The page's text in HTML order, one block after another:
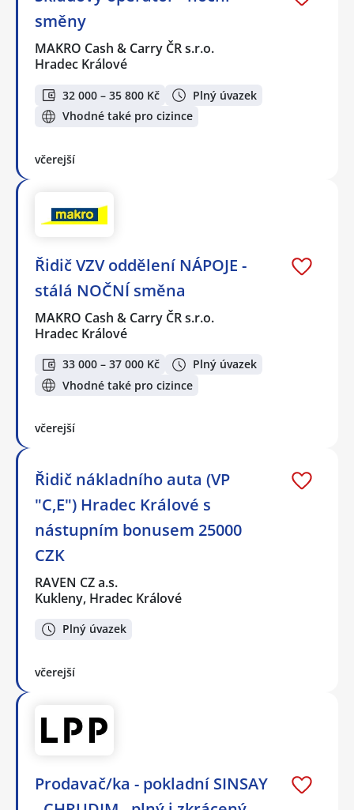
směny
MAKRO Cash & Carry ČR s.r.o.
Hradec Králové
32 000 – 35 800 Kč
Plný úvazek
Vhodné také pro cizince
včerejší
Řidič VZV oddělení NÁPOJE -
stálá NOČNÍ směna
MAKRO Cash & Carry ČR s.r.o.
Hradec Králové
33 000 – 37 000 Kč
Plný úvazek
Vhodné také pro cizince
včerejší
Řidič nákladního auta (VP
"C,E") Hradec Králové s
nástupním bonusem 25000
CZK
RAVEN CZ a.s.
Kukleny, Hradec Králové
Plný úvazek
včerejší
Prodavač/ka - pokladní SINSAY